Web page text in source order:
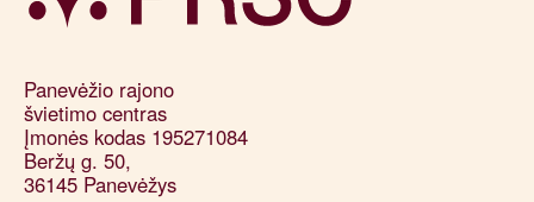
Panevėžio rajono
švietimo centras
Įmonės kodas 195271084
Beržų g. 50,
36145 Panevėžys